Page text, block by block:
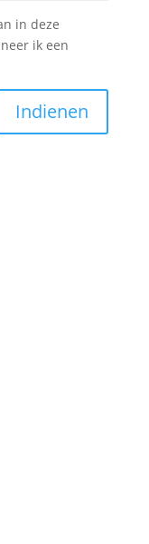
in deze
ik een
Indienen